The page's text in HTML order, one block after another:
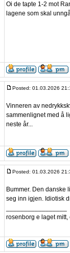
Oi de tapte 1-2 mot
lagene som skal
Posted: 01.03.2026
Vinneren av
sammenlignet med å
neste år...
Posted: 01.03.2026
Bummer. Den danske
seg inn igjen. Idiotisk
rosenborg e laget mitt,